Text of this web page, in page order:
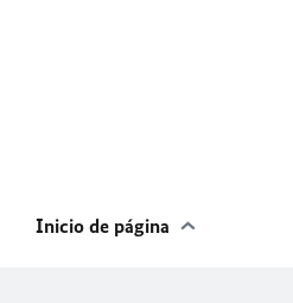
Inicio de página